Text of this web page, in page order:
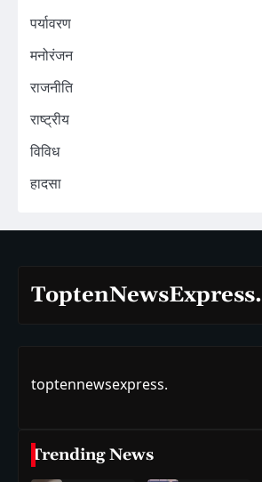
पर्यावरण
मनोरंजन
राजनीति
राष्ट्रीय
विविध
हादसा
ToptenNewsExpress.
toptennewsexpress.
Trending News